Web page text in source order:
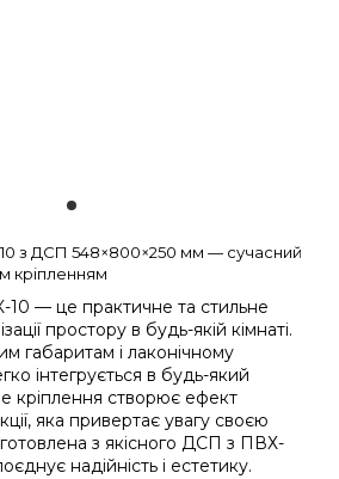
з ДСП 548×800×250 мм — сучасний
кріпленням
10 — це практичне та стильне
простору в будь-якій кімнаті.
габаритам і лаконічному
інтегрується в будь-який
кріплення створює ефект
яка привертає увагу своєю
з якісного ДСП з ПВХ-
надійність і естетику.